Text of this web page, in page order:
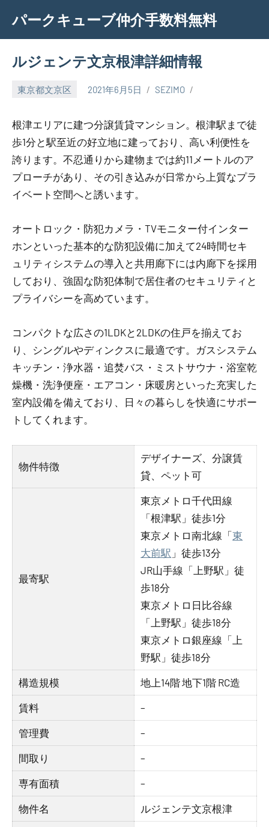
content
パークキューブ仲介手数料無料
ルジェンテ文京根津詳細情報
東京都文京区 2021年6月5日 SEZIMO
根津エリアに建つ分譲賃貸マンション。根津駅まで徒
歩1分と駅至近の好立地に建っており、高い利便性を
誇ります。不忍通りから建物までは約11メートルのア
プローチがあり、その引き込みが日常から上質なプラ
イベート空間へと誘います。
オートロック・防犯カメラ・TVモニター付インター
ホンといった基本的な防犯設備に加えて24時間セキ
ュリティシステムの導入と共用廊下には内廊下を採用
しており、強固な防犯体制で居住者のセキュリティと
プライバシーを高めています。
コンパクトな広さの1LDKと2LDKの住戸を揃えてお
り、シングルやディンクスに最適です。ガスシステム
キッチン・浄水器・追焚バス・ミストサウナ・浴室乾
燥機・洗浄便座・エアコン・床暖房といった充実した
室内設備を備えており、日々の暮らしを快適にサポー
トしてくれます。
物件特徴
デザイナーズ、分譲賃
貸、ペット可
最寄駅
東京メトロ千代田線
「根津駅」徒歩1分
東京メトロ南北線「東
大前駅 」徒歩13分
JR山手線「上野駅」徒
歩18分
東京メトロ日比谷線
「上野駅」徒歩18分
東京メトロ銀座線「上
野駅」徒歩18分
構造規模 地上14階 地下1階 RC造
賃料 –
管理費 –
間取り –
専有面積 –
物件名 ルジェンテ文京根津